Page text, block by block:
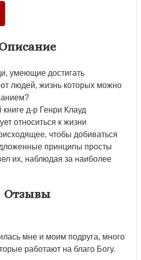
умеющие достигать
людей, жизнь которых можно
д-р Генри Клауд
относиться к жизни
чтобы добиваться
принципы просты
их, наблюдая за наиболее
Отзывы
мне и моим подруга, много
работают на благо Богу.